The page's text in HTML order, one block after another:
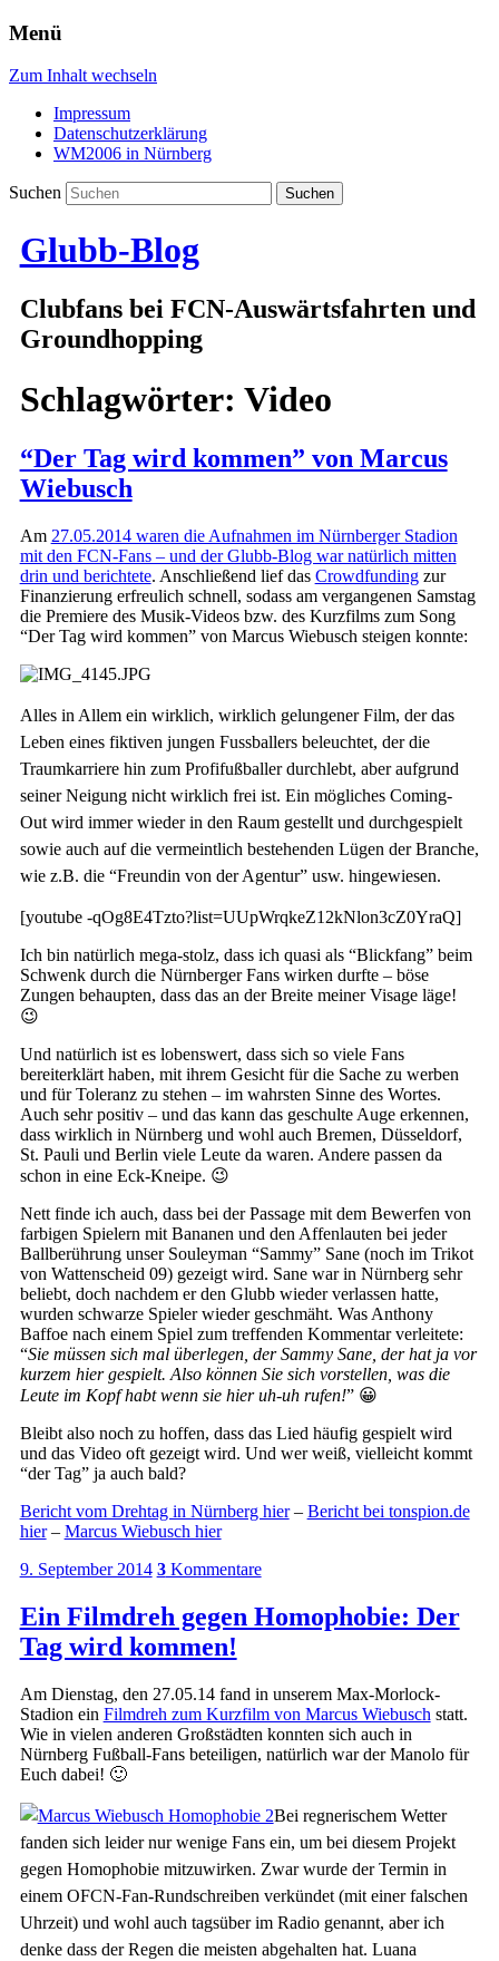
Menü
Zum Inhalt wechseln
Impressum
Datenschutzerklärung
WM2006 in Nürnberg
Suchen
Glubb-Blog
Clubfans bei FCN-Auswärtsfahrten und
Groundhopping
Schlagwörter: Video
“Der Tag wird kommen” von Marcus
Wiebusch
Am 27.05.2014 waren die Aufnahmen im Nürnberger Stadion
mit den FCN-Fans – und der Glubb-Blog war natürlich mitten
drin und berichtete. Anschließend lief das Crowdfundingzur
Finanzierung erfreulich schnell, sodass am vergangenen Samstag
die Premiere des Musik-Videos bzw. des Kurzfilms zum Song
“Der Tag wird kommen” von Marcus Wiebusch steigen konnte:
Alles in Allem ein wirklich, wirklich gelungener Film, der das
Leben eines fiktiven jungen Fussballers beleuchtet, der die
Traumkarriere hin zum Profifußballer durchlebt, aber aufgrund
seiner Neigung nicht wirklich frei ist. Ein mögliches Coming-
Out wird immer wieder in den Raum gestellt und durchgespielt
sowie auch auf die vermeintlich bestehenden Lügen der Branche,
wie z.B. die “Freundin von der Agentur” usw. hingewiesen.
[youtube -qOg8E4Tzto?list=UUpWrqkeZ12kNlon3cZ0YraQ]
Ich bin natürlich mega-stolz, dass ich quasi als “Blickfang” beim
Schwenk durch die Nürnberger Fans wirken durfte – böse
Zungen behaupten, dass das an der Breite meiner Visage läge!
😉
Und natürlich ist es lobenswert, dass sich so viele Fans
bereiterklärt haben, mit ihrem Gesicht für die Sache zu werben
und für Toleranz zu stehen – im wahrsten Sinne des Wortes.
Auch sehr positiv – und das kann das geschulte Auge erkennen,
dass wirklich in Nürnberg und wohl auch Bremen, Düsseldorf,
St. Pauli und Berlin viele Leute da waren. Andere passen da
schon in eine Eck-Kneipe. 😉
Nett finde ich auch, dass bei der Passage mit dem Bewerfen von
farbigen Spielern mit Bananen und den Affenlauten bei jeder
Ballberührung unser Souleyman “Sammy” Sane (noch im Trikot
von Wattenscheid 09) gezeigt wird. Sane war in Nürnberg sehr
beliebt, doch nachdem er den Glubb wieder verlassen hatte,
wurden schwarze Spieler wieder geschmäht. Was Anthony
Baffoe nach einem Spiel zum treffenden Kommentar verleitete:
“Sie müssen sich mal überlegen, der Sammy Sane, der hat ja vor
kurzem hier gespielt. Also können Sie sich vorstellen, was die
Leute im Kopf habt wenn sie hier uh-uh rufen!” 😀
Bleibt also noch zu hoffen, dass das Lied häufig gespielt wird
und das Video oft gezeigt wird. Und wer weiß, vielleicht kommt
“der Tag” ja auch bald?
Bericht vom Drehtag in Nürnberg hier– Bericht bei tonspion.de
hier– Marcus Wiebusch hier
9. September 2014 3Kommentare
Ein Filmdreh gegen Homophobie: Der
Tag wird kommen!
Am Dienstag, den 27.05.14 fand in unserem Max-Morlock-
Stadion ein Filmdreh zum Kurzfilm von Marcus Wiebusch statt.
Wie in vielen anderen Großstädten konnten sich auch in
Nürnberg Fußball-Fans beteiligen, natürlich war der Manolo für
Euch dabei! 🙂
Bei regnerischem Wetter
fanden sich leider nur wenige Fans ein, um bei diesem Projekt
gegen Homophobie mitzuwirken. Zwar wurde der Termin in
einem OFCN-Fan-Rundschreiben verkündet (mit einer falschen
Uhrzeit) und wohl auch tagsüber im Radio genannt, aber ich
denke dass der Regen die meisten abgehalten hat. Luana